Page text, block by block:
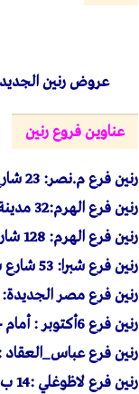
عروض رنين
عناوين فروع رنين
رنينفرع م.نصر: 23 شارع أحمد الزمر امتداد ذاكر حسين بعد سوق السيارات – الحي العاشر .
رنينفرع الهرم:32 مدينة بيتكو محطة مشعل شارع الهرم .
رنينفرع الهرم: 128 شارع الهرم – محطة الكوم الاخضر.
رنينفرع شبرا: 53 شارع شبرا مصر مول السعد أمام مكتبة المحبة – محطة مترو مسرة.
رنينفرع مصر الجديدة: 130شارع جسر السويس بعد كوبري التجنيد – إتجاه
رنينفرع 6أكتوبر : أمام جهازمدينة 6 أكتوبر فى دولفين مول البوابة الرئيسية .
رنينفرع عباس_العقاد : 37 ش عباس العقاد – بجوار ماكدونالدز و امام مطعم
رنينفرع لاظوغلي :14 ب شارع نوبار ميدان لاظوغلي _ بالقرب من محطة مترو سعد زغلول.